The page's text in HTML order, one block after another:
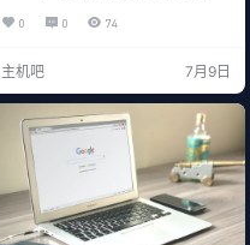
26-26531 的高危漏洞：Joomla 组
存在 SQL 注入漏洞，对应 CVE 编
是：厂商目前尚未发布漏洞修复方
案，也没有补丁。 一、漏洞基本信
息 项目内容CNVD-IDCNVD-2026
-26531CVE 编号C…
0 0 74
主机吧 7月9日